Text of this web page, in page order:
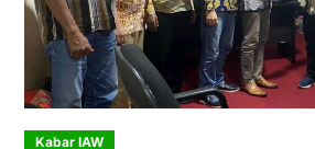
Kabar IAW